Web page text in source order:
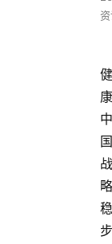
健
康
中
国
战
略
稳
步